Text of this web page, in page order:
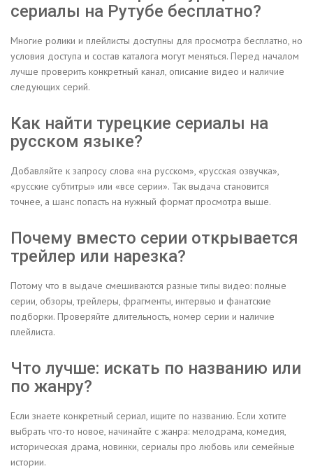
сериалы на Рутубе бесплатно?
Многие ролики и плейлисты доступны для просмотра бесплатно, но
условия доступа и состав каталога могут меняться. Перед началом
лучше проверить конкретный канал, описание видео и наличие
следующих серий.
Как найти турецкие сериалы на
русском языке?
Добавляйте к запросу слова «на русском», «русская озвучка»,
«русские субтитры» или «все серии». Так выдача становится
точнее, а шанс попасть на нужный формат просмотра выше.
Почему вместо серии открывается
трейлер или нарезка?
Потому что в выдаче смешиваются разные типы видео: полные
серии, обзоры, трейлеры, фрагменты, интервью и фанатские
подборки. Проверяйте длительность, номер серии и наличие
плейлиста.
Что лучше: искать по названию или
по жанру?
Если знаете конкретный сериал, ищите по названию. Если хотите
выбрать что-то новое, начинайте с жанра: мелодрама, комедия,
историческая драма, новинки, сериалы про любовь или семейные
истории.